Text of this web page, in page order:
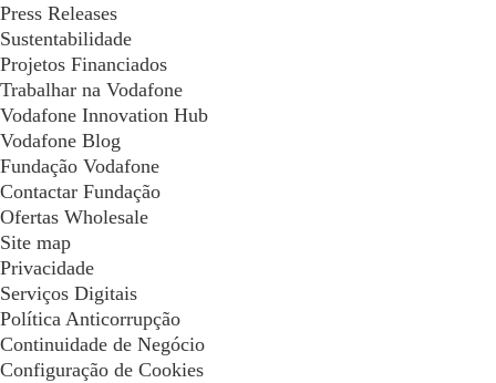
Press Releases
Sustentabilidade
Projetos Financiados
Trabalhar na Vodafone
Vodafone Innovation Hub
Vodafone Blog
Fundação Vodafone
Contactar Fundação
Ofertas Wholesale
Site map
Privacidade
Serviços Digitais
Política Anticorrupção
Continuidade de Negócio
Configuração de Cookies